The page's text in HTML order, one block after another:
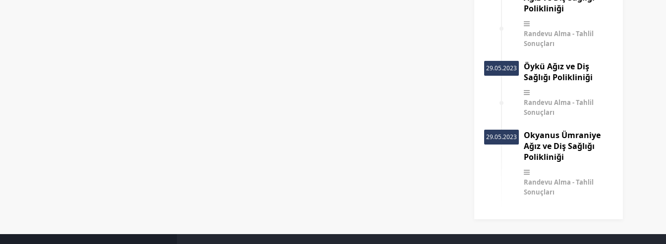
Polikliniği
Randevu Alma
Tahlil
Sonuçları
29.05.2023
Öykü Ağız ve Diş
Sağlığı Polikliniği
Randevu Alma
Tahlil
Sonuçları
29.05.2023
Okyanus Ümraniye
Ağız ve Diş Sağlığı
Polikliniği
Randevu Alma
Tahlil
Sonuçları